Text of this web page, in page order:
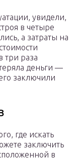
увидели,
в четыре
а затраты на
три раза
деньги —
заключили
где искать
заключить
в